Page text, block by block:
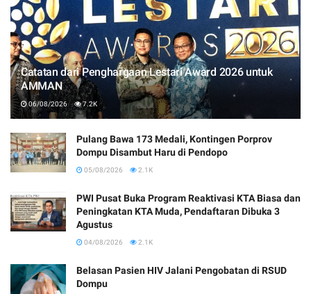
Catatan dari Penghargaan Lestari Award 2026 untuk
AMMAN
06/08/2026 7.2K
Pulang Bawa 173 Medali, Kontingen Porprov
Dompu Disambut Haru di Pendopo
05/08/2026 2.1K
PWI Pusat Buka Program Reaktivasi KTA Biasa dan
Peningkatan KTA Muda, Pendaftaran Dibuka 3
Agustus
04/08/2026 2.1K
Belasan Pasien HIV Jalani Pengobatan di RSUD
Dompu